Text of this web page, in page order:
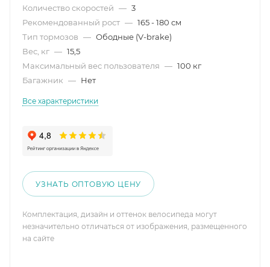
Количество скоростей — 3
Рекомендованный рост — 165 - 180 см
Тип тормозов — Ободные (V-brake)
Вес, кг — 15,5
Максимальный вес пользователя — 100 кг
Багажник — Нет
Все характеристики
УЗНАТЬ ОПТОВУЮ ЦЕНУ
Комплектация, дизайн и оттенок велосипеда могут
незначительно отличаться от изображения, размещенного
на сайте